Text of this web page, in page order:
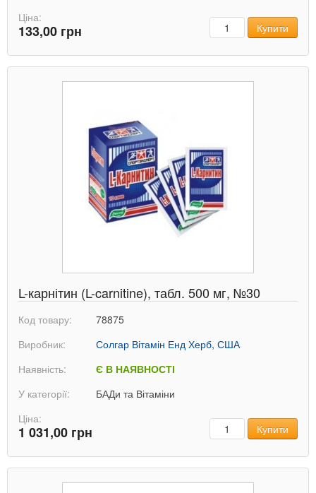
Ціна:
133,00 грн КількістьКупити
L-карнітин (L-carnitine), табл. 500 мг, №30
Код товару:
78875
Виробник:
Солгар Вітамін Енд Херб, США
Наявність:
Є В НАЯВНОСТІ
У категорії:
БАДи та Вітаміни
Ціна:
1 031,00 грн КількістьКупити